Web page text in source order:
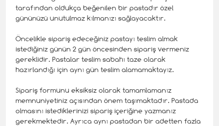
tarafından oldukça beğenilen bir pastadır özel
gününüzü unutulmaz kılmanızı sağlayacaktır.
Öncelikle sipariş edeceğiniz pastayı teslim almak
istediğiniz günün 2 gün öncesinden sipariş vermeniz
gereklidir. Pastalar teslim sabahı taze olarak
hazırlandığı için aynı gün teslim alamamaktayız.
Sipariş formunu eksiksiz olarak tamamlamanız
memnuniyetiniz açısından önem taşımaktadır. Pastada
olmasını istediklerinizi sipariş içeriğine yazmanız
gerekmektedir. Ayrıca aynı pastadan bir adetten fazla